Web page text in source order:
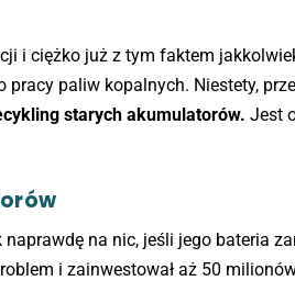
i ciężko już z tym faktem
paliw kopalnych. Niestety,
starych akumulatorów. Jest
na nic, jeśli jego bateria
i zainwestował aż 50